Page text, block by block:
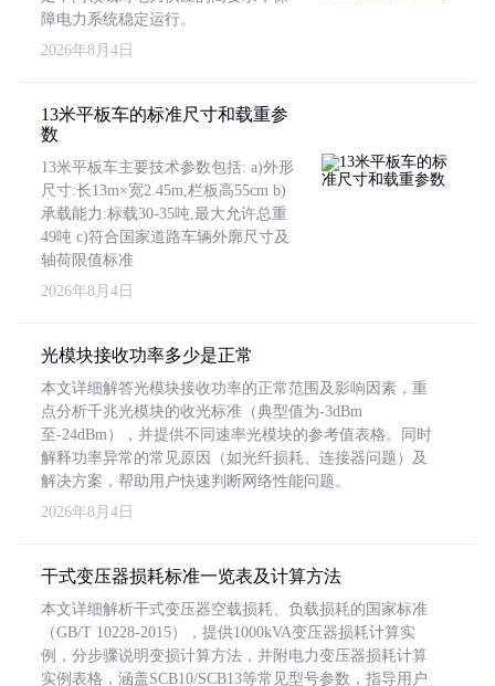
障电力系统稳定运行。
2026年8月4日
13米平板车的标准尺寸和载重参
数
13米平板车主要技术参数包括: a)外形
尺寸:长13m×宽2.45m,栏板高55cm b)
承载能力:标载30-35吨,最大允许总重
49吨 c)符合国家道路车辆外廓尺寸及
轴荷限值标准
2026年8月4日
光模块接收功率多少是正常
本文详细解答光模块接收功率的正常范围及影响因素，重
点分析千兆光模块的收光标准（典型值为-3dBm
至-24dBm），并提供不同速率光模块的参考值表格。同时
解释功率异常的常见原因（如光纤损耗、连接器问题）及
解决方案，帮助用户快速判断网络性能问题。
2026年8月4日
干式变压器损耗标准一览表及计算方法
本文详细解析干式变压器空载损耗、负载损耗的国家标准
（GB/T 10228-2015），提供1000kVA变压器损耗计算实
例，分步骤说明变损计算方法，并附电力变压器损耗计算
实例表格，涵盖SCB10/SCB13等常见型号参数，指导用户